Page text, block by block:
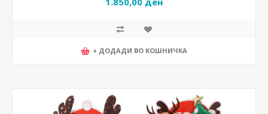
+ ДОДАДИ ВО КОШНИЧКА